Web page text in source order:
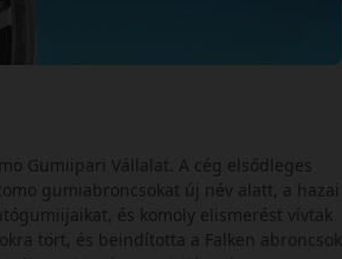
Gumiipari Vállalat. A cég elsődleges
gumiabroncsokat új név alatt, a hazai
és komoly elismerést vívtak
tört, és beindította a Falken abroncsok